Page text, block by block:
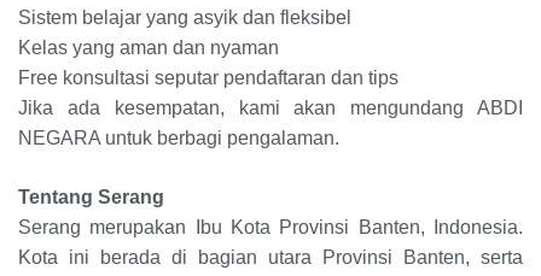
Sistem belajar yang asyik dan fleksibel
Kelas yang aman dan nyaman
Free konsultasi seputar pendaftaran dan tips
Jika ada kesempatan, kami akan mengundang ABDI
NEGARA untuk berbagi pengalaman.
Tentang Serang
Serang merupakan Ibu Kota Provinsi Banten, Indonesia.
Kota ini berada di bagian utara Provinsi Banten, serta